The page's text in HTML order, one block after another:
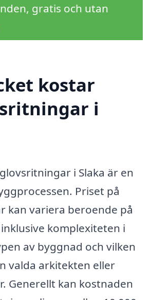
gratis och utan
kostar
i
i Slaka är en
Priset på
kan variera beroende på
komplexiteten i
av byggnad och vilken
valda arkitekten eller
Generellt kan kostnaden